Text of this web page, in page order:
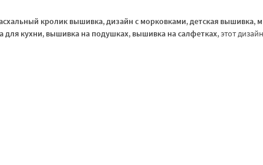
кролик вышивка,дизайн с морковками,детская вышивка,
для кухни, вышивка на подушках, вышивка на салфетках, этот